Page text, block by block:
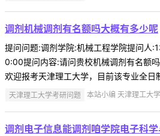
调剂机械调剂有名额吗大概有多少呢
提问问题:调剂学院:机械工程学院提问
0:00提问内容:请问贵校机械调剂有名额
欢迎报考天津理工大学，目前该专业全日
天津理工大学考研问题 本站小编 天津理工大
调剂电子信息能调剂咱学院电子科